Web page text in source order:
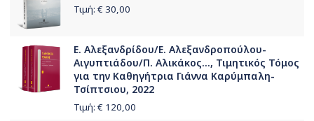
Τιμή: € 30,00
Ε. Αλεξανδρίδου/Ε. Αλεξανδροπούλου-
Αιγυπτιάδου/Π. Αλικάκος..., Τιμητικός Τόμος
για την Καθηγήτρια Γιάννα Καρύμπαλη-
Τσίπτσιου, 2022
Τιμή: € 120,00